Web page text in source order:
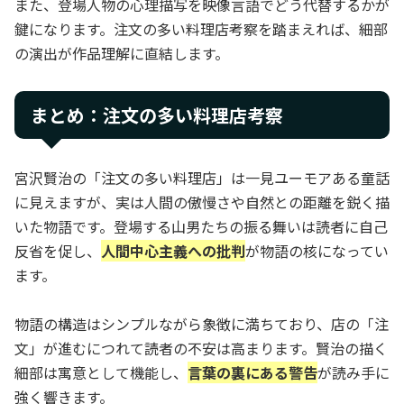
また、登場人物の心理描写を映像言語でどう代替するかが
鍵になります。注文の多い料理店考察を踏まえれば、細部
の演出が作品理解に直結します。
まとめ：注文の多い料理店考察
宮沢賢治の「注文の多い料理店」は一見ユーモアある童話
に見えますが、実は人間の傲慢さや自然との距離を鋭く描
いた物語です。登場する山男たちの振る舞いは読者に自己
反省を促し、 人間中心主義への批判が物語の核になってい
ます。
物語の構造はシンプルながら象徴に満ちており、店の「注
文」が進むにつれて読者の不安は高まります。賢治の描く
細部は寓意として機能し、 言葉の裏にある警告が読み手に
強く響きます。